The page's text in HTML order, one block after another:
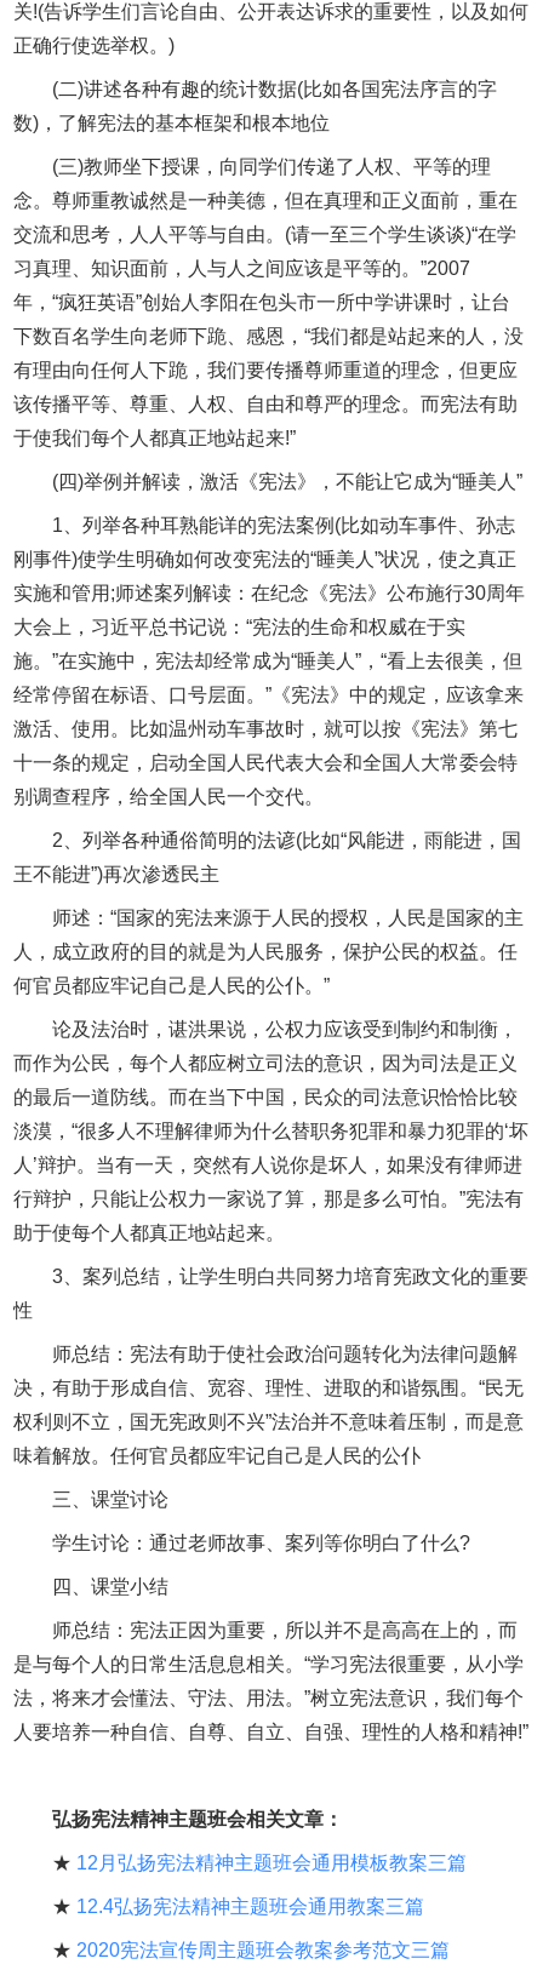
关!(告诉学生们言论自由、公开表达诉求的重要性，以及如何
正确行使选举权。)
(二)讲述各种有趣的统计数据(比如各国宪法序言的字
数)，了解宪法的基本框架和根本地位
(三)教师坐下授课，向同学们传递了人权、平等的理
念。尊师重教诚然是一种美德，但在真理和正义面前，重在
交流和思考，人人平等与自由。(请一至三个学生谈谈)“在学
习真理、知识面前，人与人之间应该是平等的。”2007
年，“疯狂英语”创始人李阳在包头市一所中学讲课时，让台
下数百名学生向老师下跪、感恩，“我们都是站起来的人，没
有理由向任何人下跪，我们要传播尊师重道的理念，但更应
该传播平等、尊重、人权、自由和尊严的理念。而宪法有助
于使我们每个人都真正地站起来!”
(四)举例并解读，激活《宪法》，不能让它成为“睡美人”
1、列举各种耳熟能详的宪法案例(比如动车事件、孙志
刚事件)使学生明确如何改变宪法的“睡美人”状况，使之真正
实施和管用;师述案列解读：在纪念《宪法》公布施行30周年
大会上，习近平总书记说：“宪法的生命和权威在于实
施。”在实施中，宪法却经常成为“睡美人”，“看上去很美，但
经常停留在标语、口号层面。”《宪法》中的规定，应该拿来
激活、使用。比如温州动车事故时，就可以按《宪法》第七
十一条的规定，启动全国人民代表大会和全国人大常委会特
别调查程序，给全国人民一个交代。
2、列举各种通俗简明的法谚(比如“风能进，雨能进，国
王不能进”)再次渗透民主
师述：“国家的宪法来源于人民的授权，人民是国家的主
人，成立政府的目的就是为人民服务，保护公民的权益。任
何官员都应牢记自己是人民的公仆。”
论及法治时，谌洪果说，公权力应该受到制约和制衡，
而作为公民，每个人都应树立司法的意识，因为司法是正义
的最后一道防线。而在当下中国，民众的司法意识恰恰比较
淡漠，“很多人不理解律师为什么替职务犯罪和暴力犯罪的‘坏
人’辩护。当有一天，突然有人说你是坏人，如果没有律师进
行辩护，只能让公权力一家说了算，那是多么可怕。”宪法有
助于使每个人都真正地站起来。
3、案列总结，让学生明白共同努力培育宪政文化的重要
性
师总结：宪法有助于使社会政治问题转化为法律问题解
决，有助于形成自信、宽容、理性、进取的和谐氛围。“民无
权利则不立，国无宪政则不兴”法治并不意味着压制，而是意
味着解放。任何官员都应牢记自己是人民的公仆
三、课堂讨论
学生讨论：通过老师故事、案列等你明白了什么?
四、课堂小结
师总结：宪法正因为重要，所以并不是高高在上的，而
是与每个人的日常生活息息相关。“学习宪法很重要，从小学
法，将来才会懂法、守法、用法。”树立宪法意识，我们每个
人要培养一种自信、自尊、自立、自强、理性的人格和精神!”
弘扬宪法精神主题班会相关文章：
★ 12月弘扬宪法精神主题班会通用模板教案三篇
★ 12.4弘扬宪法精神主题班会通用教案三篇
★ 2020宪法宣传周主题班会教案参考范文三篇